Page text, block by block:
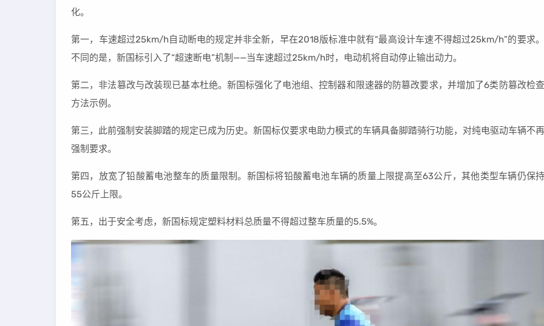
化。
第一，车速超过25km/h自动断电的规定并非全新，早在2018版标准中就有“最高设计车速不得超过25km/h”的要求。
不同的是，新国标引入了“超速断电”机制——当车速超过25km/h时，电动机将自动停止输出动力。
第二，非法篡改与改装现已基本杜绝。新国标强化了电池组、控制器和限速器的防篡改要求，并增加了6类防篡改检查
方法示例。
第三，此前强制安装脚踏的规定已成为历史。新国标仅要求电助力模式的车辆具备脚踏骑行功能，对纯电驱动车辆不再
强制要求。
第四，放宽了铅酸蓄电池整车的质量限制。新国标将铅酸蓄电池车辆的质量上限提高至63公斤，其他类型车辆仍保持
55公斤上限。
第五，出于安全考虑，新国标规定塑料材料总质量不得超过整车质量的5.5%。